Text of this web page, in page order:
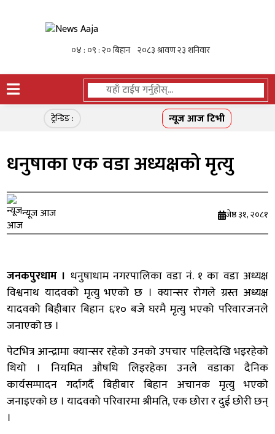
ट्रेन्डिङ : न्यूज आज टिभी
धनुषाका एक वडा अध्यक्षको मृत्यु
न्यूज आज जेष्ठ ३१, २०८१
जनकपुरधाम । धनुषाधाम नगरपालिका वडा नं. १ का वडा अध्यक्ष
विश्वनाथ यादवको मृत्यु भएको छ । क्यान्सर रोगले ग्रस्त अध्यक्ष
यादवको बिहीबार बिहान ६ः१० बजे घरमै मृत्यु भएको परिवारजनले
जनाएको छ ।
पेटभित्र आन्द्रामा क्यान्सर रहेको उनको उपचार पहिलदेखि भइरहेको
थियो । नियमित औषधि लिइरहेका उनले वडाका दैनिक
कार्यसम्पादन गर्दागर्दै बिहीबार बिहान अचानक मृत्यु भएको
जनाइएको छ । यादवको परिवारमा श्रीमति, एक छोरा र दुई छोरी छन्
।